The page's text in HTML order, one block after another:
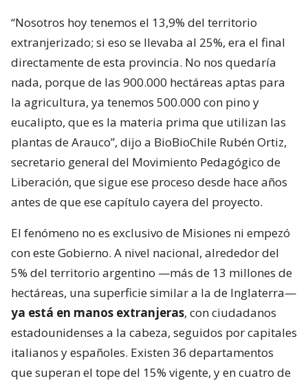
“Nosotros hoy tenemos el 13,9% del territorio
extranjerizado; si eso se llevaba al 25%, era el final
directamente de esta provincia. No nos quedaría
nada, porque de las 900.000 hectáreas aptas para
la agricultura, ya tenemos 500.000 con pino y
eucalipto, que es la materia prima que utilizan las
plantas de Arauco”, dijo a BioBioChile Rubén Ortiz,
secretario general del Movimiento Pedagógico de
Liberación, que sigue ese proceso desde hace años
antes de que ese capítulo cayera del proyecto.
El fenómeno no es exclusivo de Misiones ni empezó
con este Gobierno. A nivel nacional, alrededor del
5% del territorio argentino —más de 13 millones de
hectáreas, una superficie similar a la de Inglaterra—
ya está en manos extranjeras, con ciudadanos
estadounidenses a la cabeza, seguidos por capitales
italianos y españoles. Existen 36 departamentos
que superan el tope del 15% vigente, y en cuatro de